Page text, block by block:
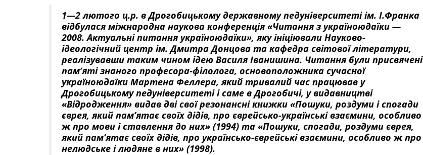
1—2 лютого ц.р. в Дрогобицькому державному педуніверситеті ім. І.Франка
відбулася міжнародна наукова конференція «Читання з україноюдаїки —
2008. Актуальні питання україноюдаїки», яку ініціювали Науково-
ідеологічний центр ім. Дмитра Донцова та кафедра світової літератури,
реалізувавши таким чином ідею Василя Іванишина. Читання були присвячені
пам’яті знаного професора-філолога, основоположника сучасної
україноюдаїки Мартена Феллера, який тривалий час працював у
Дрогобицькому педуніверситеті і саме в Дрогобичі, у видавництві
«Відродження» видав дві свої резонансні книжки «Пошуки, роздуми і спогади
єврея, який пам’ятає своїх дідів, про єврейсько-українські взаємини, особливо
ж про мови і ставлення до них» (1994) та «Пошуки, спогади, роздуми єврея,
який пам’ятає своїх дідів, про українсько-єврейські взаємини, особливо ж про
нелюдське і людяне в них» (1998).